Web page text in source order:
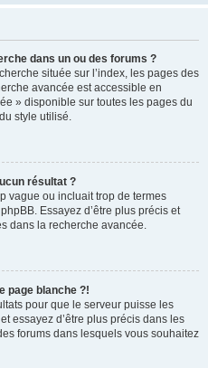
dans un ou des forums ?
située sur l’index, les pages des
avancée est accessible en
» disponible sur toutes les pages du
style utilisé.
résultat ?
vague ou incluait trop de termes
Essayez d’être plus précis et
dans la recherche avancée.
page blanche ?!
pour que le serveur puisse les
essayez d’être plus précis dans les
forums dans lesquels vous souhaitez